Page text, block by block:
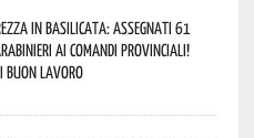
in Basilicata: assegnati 61
ai Comandi provinciali!
buon lavoro